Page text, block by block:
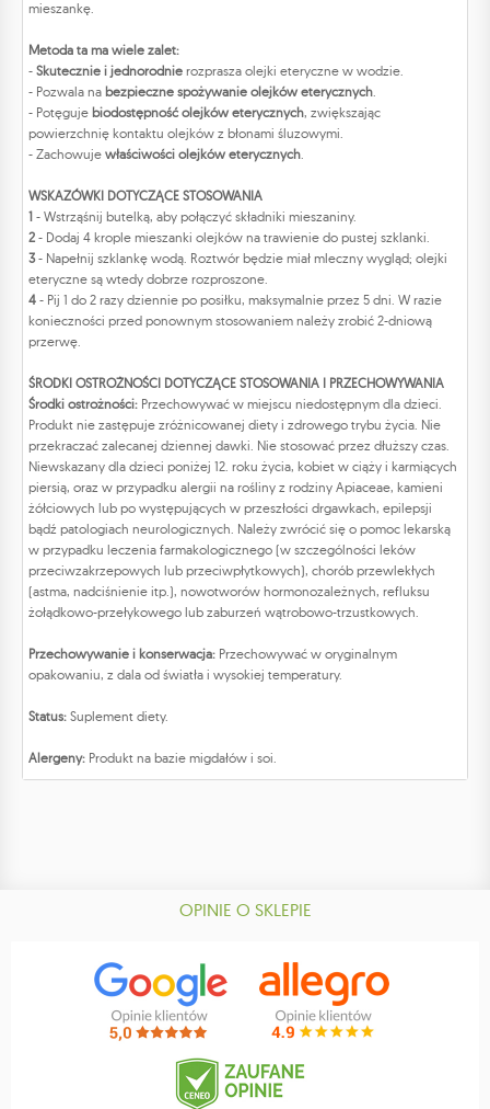
mieszankę.
Metoda ta ma wiele zalet:
- Skutecznie i jednorodnie rozprasza olejki eteryczne w wodzie.
- Pozwala na bezpieczne spożywanie olejków eterycznych
- Potęguje biodostępność olejków eterycznych, zwiększając
powierzchnię kontaktu olejków z błonami śluzowymi.
- Zachowuje właściwości olejków eterycznych
WSKAZÓWKI DOTYCZĄCE STOSOWANIA
1 - Wstrząśnij butelką, aby połączyć składniki mieszaniny.
2 - Dodaj 4 krople mieszanki olejków na trawienie do pustej szklanki.
3- Napełnij szklankę wodą. Roztwór będzie miał mleczny wygląd; olejki
eteryczne są wtedy dobrze rozproszone.
4 - Pij 1 do 2 razy dziennie po posiłku, maksymalnie przez 5 dni. W razie
konieczności przed ponownym stosowaniem należy zrobić 2-dniową
przerwę.
ŚRODKI OSTROŻNOŚCI DOTYCZĄCE STOSOWANIA I PRZECHOWYWANIA
Środki ostrożności: Przechowywać w miejscu niedostępnym dla dzieci.
Produkt nie zastępuje zróżnicowanej diety i zdrowego trybu życia. Nie
przekraczać zalecanej dziennej dawki. Nie stosować przez dłuższy czas.
Niewskazany dla dzieci poniżej 12. roku życia, kobiet w ciąży i karmiących
piersią, oraz w przypadku alergii na rośliny z rodziny Apiaceae, kamieni
żółciowych lub po występujących w przeszłości drgawkach, epilepsji
bądź patologiach neurologicznych. Należy zwrócić się o pomoc lekarską
w przypadku leczenia farmakologicznego (w szczególności leków
przeciwzakrzepowych lub przeciwpłytkowych), chorób przewlekłych
(astma, nadciśnienie itp.), nowotworów hormonozależnych, refluksu
żołądkowo-przełykowego lub zaburzeń wątrobowo-trzustkowych.
Przechowywanie i konserwacja: Przechowywać w oryginalnym
opakowaniu, z dala od światła i wysokiej temperatury.
Status: Suplement diety.
Alergeny: Produkt na bazie migdałów i soi.
OPINIE O SKLEPIE